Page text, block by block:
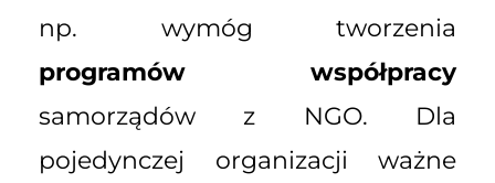
np. wymóg tworzenia
programów współpracy
samorządów z NGO. Dla
pojedynczej organizacji ważne